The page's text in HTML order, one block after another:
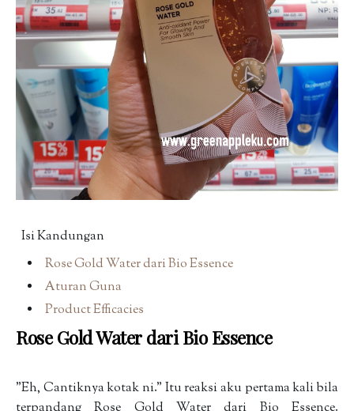
Isi Kandungan
Rose Gold Water dari Bio Essence
Aturan Guna
Product Efficacies
Rose Gold Water dari Bio Essence
"Eh, Cantiknya kotak ni." Itu reaksi aku pertama kali bila